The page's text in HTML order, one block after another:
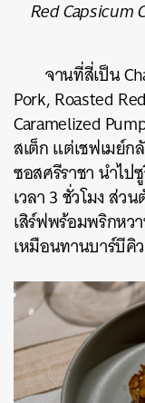
Red Capsicum
จานที่สี่เป็น
Pork, Roasted
Caramelized
สเต็ก แต่เชฟเมย์ก
ซอสศรีราชา นำไ
เวลา 3 ชั่วโมง ส่ว
เสิร์ฟพร้อมพริกหว
เหมือนทานบาร์บีคิ